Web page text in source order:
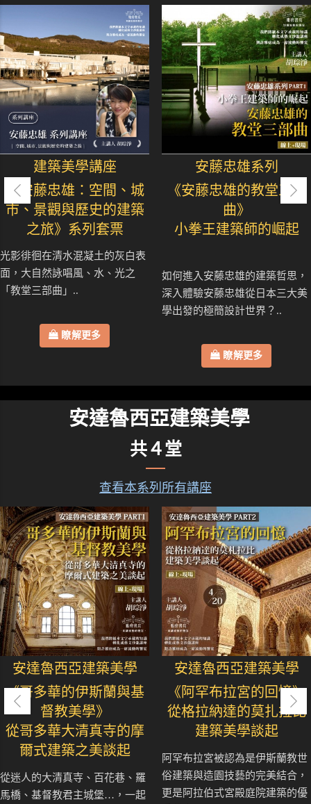
建築美學講座
《安藤忠雄：空間、城
市、景觀與歷史的建築
之旅》系列套票
光影徘徊在清水混凝土的灰白表
面，大自然詠唱風、水、光之
「教堂三部曲」..
瞭解更多
安藤忠雄系列
《安藤忠雄的教堂三部
曲》
小拳王建築師的崛起
如何進入安藤忠雄的建築哲思，
深入體驗安藤忠雄從日本三大美
學出發的極簡設計世界？..
瞭解更多
安達魯西亞建築美學
共４堂
查看本系列所有講座
安達魯西亞建築美學
《哥多華的伊斯蘭與基
督教美學》
從哥多華大清真寺的摩
爾式建築之美談起
從迷人的大清真寺、百花巷、羅
馬橋、基督教君主城堡…，一起
安達魯西亞建築美學
《阿罕布拉宮的回憶》
從格拉納達的莫扎拉比
建築美學談起
阿罕布拉宮被認為是伊斯蘭教世
俗建築與造園技藝的完美結合，
更是阿拉伯式宮殿庭院建築的優